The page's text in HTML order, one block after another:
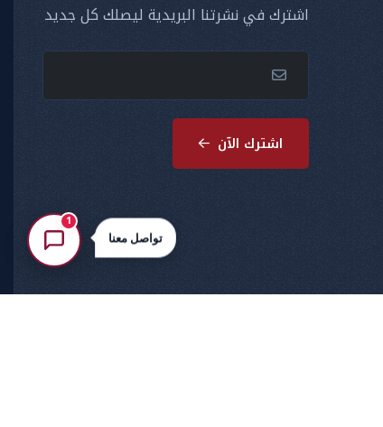
اشترك في نشرتنا البريدية ليصلك كل جديد
اشترك الآن
تواصل معنا
1